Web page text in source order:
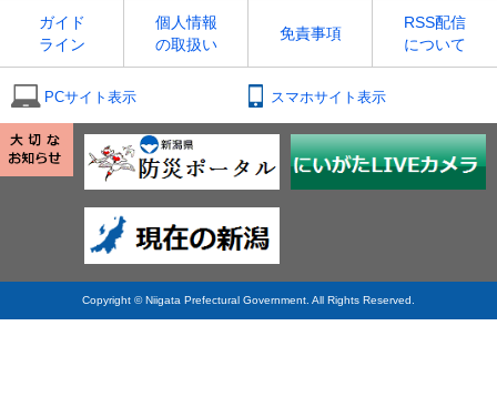
ガイド
ライン
個人情報
の取扱い
免責事項
RSS配信
について
PCサイト表示 スマホサイト表示
Copyright © Niigata Prefectural Government. All Rights Reserved.